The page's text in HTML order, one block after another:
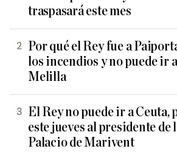
traspasará este mes
Por qué el Rey fue a
los incendios y no puede ir
Melilla
El Rey no puede ir a
este jueves al presidente de
Palacio de Marivent